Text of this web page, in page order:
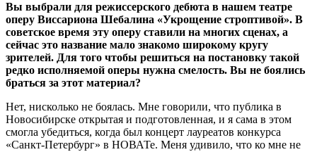
Вы выбрали для режиссерского дебюта в нашем театре
оперу Виссариона Шебалина «Укрощение строптивой». В
советское время эту оперу ставили на многих сценах, а
сейчас это название мало знакомо широкому кругу
зрителей. Для того чтобы решиться на постановку такой
редко исполняемой оперы нужна смелость. Вы не боялись
браться за этот материал?
Нет, нисколько не боялась. Мне говорили, что публика в
Новосибирске открытая и подготовленная, и я сама в этом
смогла убедиться, когда был концерт лауреатов конкурса
«Санкт-Петербург» в НОВАТе. Меня удивило, что ко мне не